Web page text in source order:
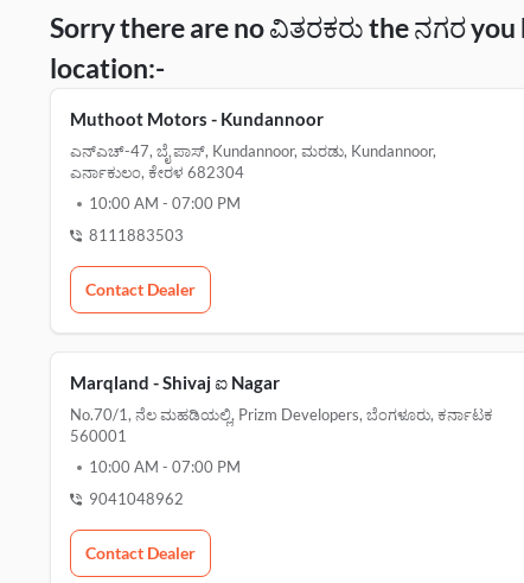
Sorry there are no ವಿತರಕರು the ನಗರ
location:-
Muthoot Motors - Kundannoor
ಎನ್ಎಚ್-47, ಬೈ ಪಾಸ್, Kundannoor, ಮರಡು, Kundannoor,
ಎರ್ನಾಕುಲಂ, ಕೇರಳ 682304
10:00 AM - 07:00 PM
8111883503
Contact Dealer
Marqland - Shivaj ಐ Nagar
No.70/1, ನೆಲ ಮಹಡಿಯಲ್ಲಿ, Prizm Developers, ಬೆಂಗಳೂರು, ಕರ್ನಾಟಕ
560001
10:00 AM - 07:00 PM
9041048962
Contact Dealer